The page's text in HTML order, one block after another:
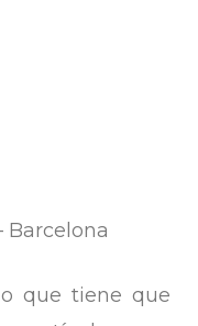
Barcelona
que tiene que